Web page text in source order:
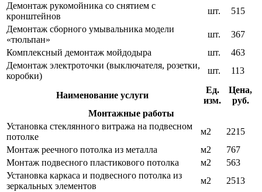
Демонтаж рукомойника со снятием с
кронштейнов
шт.
515
Демонтаж сборного умывальника модели
«тюльпан»
шт.
367
Комплексный демонтаж мойдодыра
шт.
463
Демонтаж электроточки (выключателя, розетки,
коробки)
шт. 113
Наименование услуги
Ед.
изм.
Цена,
руб.
Монтажные работы
Установка стеклянного витража на подвесном
потолке
м2
2215
Монтаж реечного потолка из металла
м2
767
Монтаж подвесного пластикового потолка
м2
563
Установка каркаса и подвесного потолка из
зеркальных элементов
м2
2513